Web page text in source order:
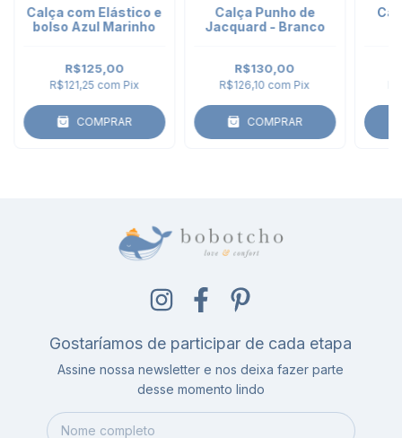
Calça com Elástico e
bolso Azul Marinho
R$125,00
R$121,25 com Pix
COMPRAR
Calça Punho de
Jacquard - Branco
R$130,00
R$126,10 com Pix
COMPRAR
Gostaríamos de participar de cada etapa
Assine nossa newsletter e nos deixa fazer parte
desse momento lindo